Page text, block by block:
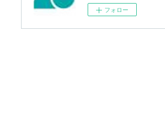
フォロー